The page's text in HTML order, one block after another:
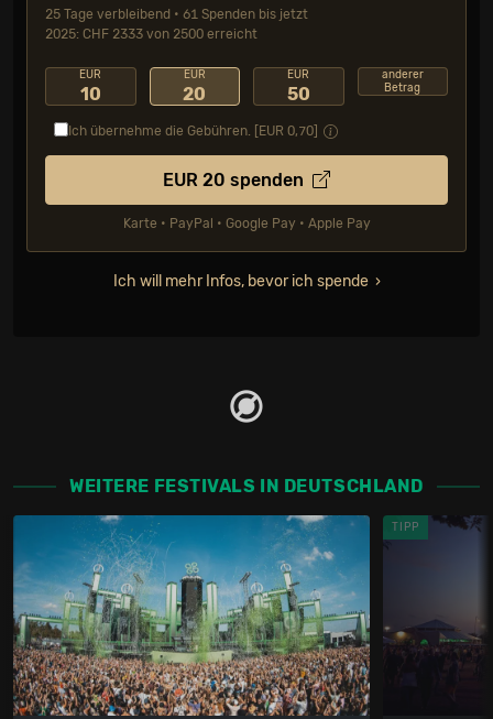
25 Tage verbleibend • 61 Spenden bis jetzt
2025: CHF 2333 von 2500 erreicht
EUR
10
EUR
20
EUR
50
anderer
Betrag
Ich übernehme die Gebühren. [EUR 0,70
EUR 20 spenden
Karte • PayPal • Google Pay • Apple Pay
Ich will mehr Infos, bevor ich spende
WEITERE FESTIVALS IN DEUTSCHLAND
TIPP